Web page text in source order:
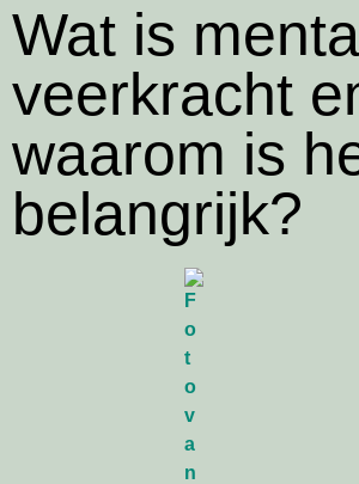
Wat is
veerkracht
waarom is
belangrijk?